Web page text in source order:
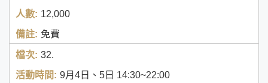
12,000
免費
32.
9月4日、5日 14:30~22:00